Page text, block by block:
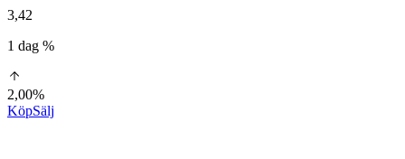
3,42
1 dag %
2,00%
KöpSälj